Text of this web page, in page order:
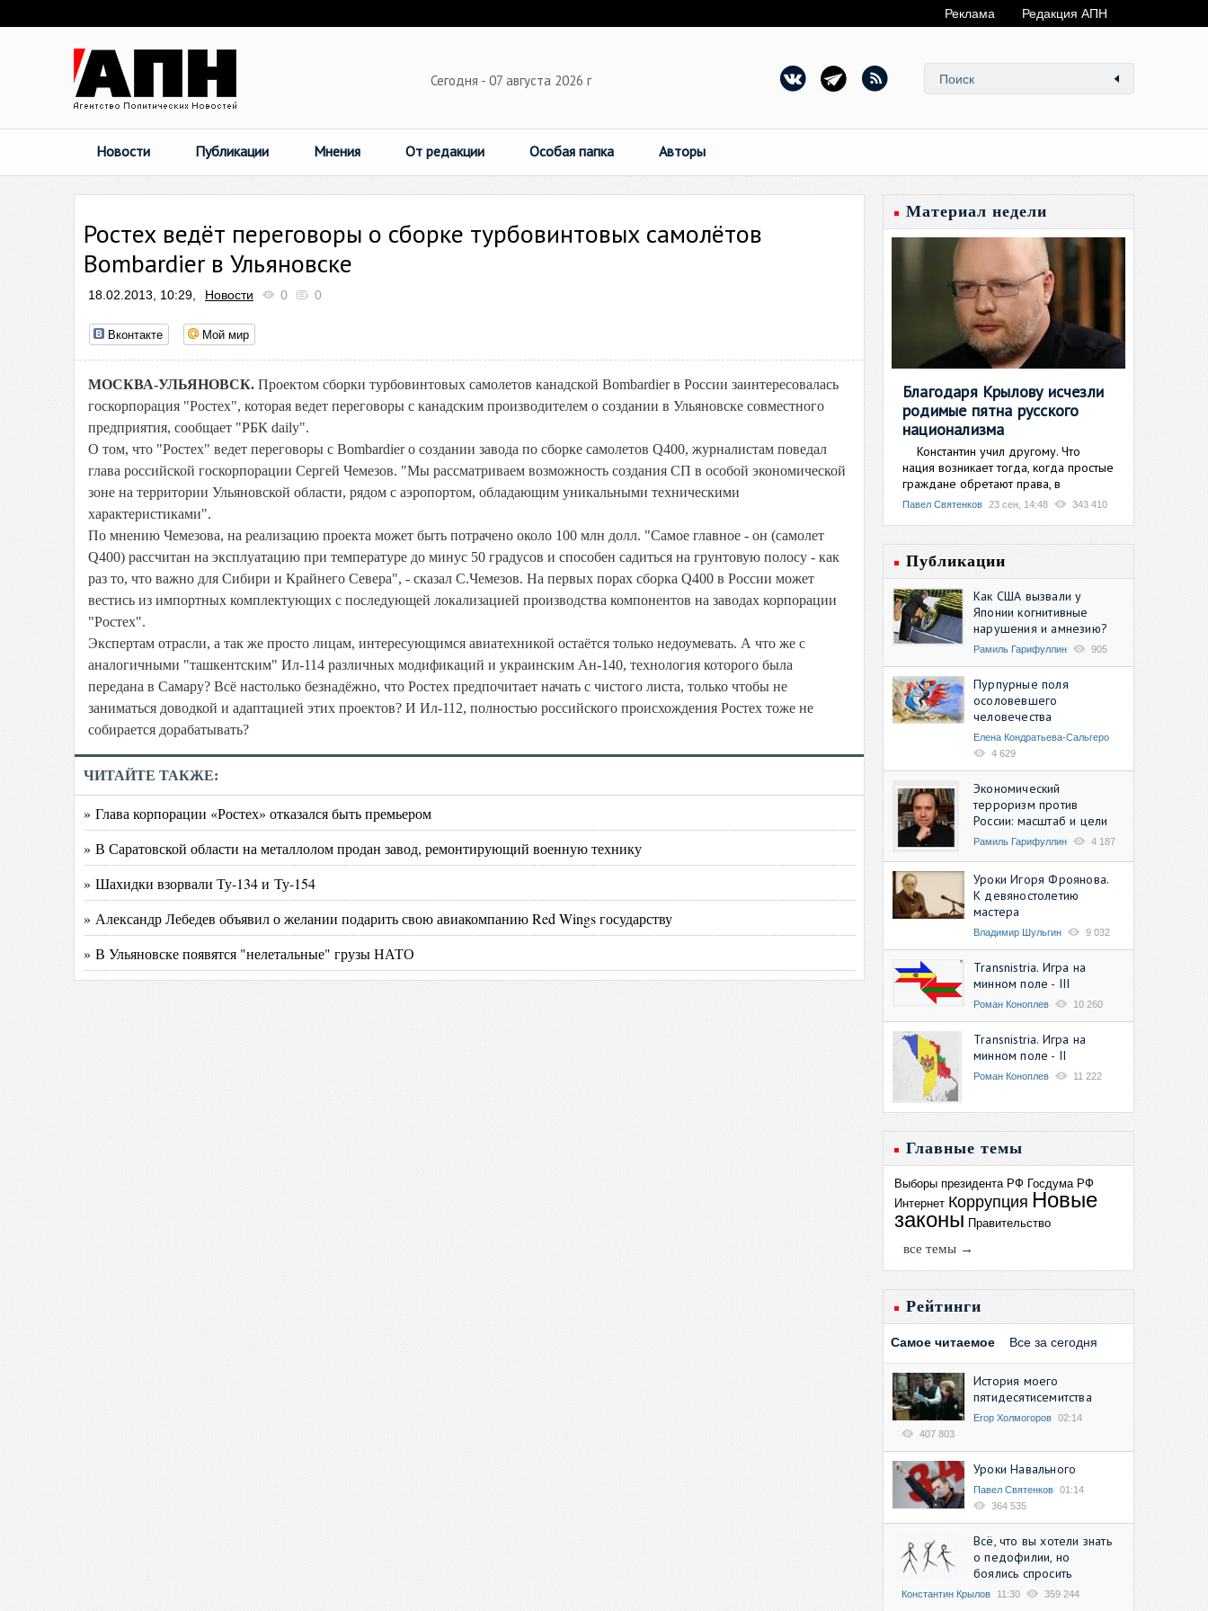
Реклама Редакция АПН
Сегодня - 07 августа 2026 г
Новости Публикации Мнения От редакции Особая папка Авторы
Ростех ведёт переговоры о сборке турбовинтовых самолётов
Bombardier в Ульяновске
18.02.2013, 10:29, Новости 0 0
Вконтакте Мой мир
МОСКВА-УЛЬЯНОВСК. Проектом сборки турбовинтовых самолетов канадской Bombardier в России заинтересовалась
госкорпорация "Ростех", которая ведет переговоры с канадским производителем о создании в Ульяновске совместного
предприятия, сообщает "РБК daily".
О том, что "Ростех" ведет переговоры с Bombardier о создании завода по сборке самолетов Q400, журналистам поведал
глава российской госкорпорации Сергей Чемезов. "Мы рассматриваем возможность создания СП в особой экономической
зоне на территории Ульяновской области, рядом с аэропортом, обладающим уникальными техническими
характеристиками".
По мнению Чемезова, на реализацию проекта может быть потрачено около 100 млн долл. "Самое главное - он (самолет
Q400) рассчитан на эксплуатацию при температуре до минус 50 градусов и способен садиться на грунтовую полосу - как
раз то, что важно для Сибири и Крайнего Севера", - сказал С.Чемезов. На первых порах сборка Q400 в России может
вестись из импортных комплектующих с последующей локализацией производства компонентов на заводах корпорации
"Ростех".
Экспертам отрасли, а так же просто лицам, интересующимся авиатехникой остаётся только недоумевать. А что же с
аналогичными "ташкентским" Ил-114 различных модификаций и украинским Ан-140, технология которого была
передана в Самару? Всё настолько безнадёжно, что Ростех предпочитает начать с чистого листа, только чтобы не
заниматься доводкой и адаптацией этих проектов? И Ил-112, полностью российского происхождения Ростех тоже не
собирается дорабатывать?
ЧИТАЙТЕ ТАКЖЕ:
» Глава корпорации «Ростех» отказался быть премьером
» В Саратовской области на металлолом продан завод, ремонтирующий военную технику
» Шахидки взорвали Ту-134 и Ту-154
» Александр Лебедев объявил о желании подарить свою авиакомпанию Red Wings государству
» В Ульяновске появятся "нелетальные" грузы НАТО
Материал недели
Благодаря Крылову исчезли
родимые пятна русского
национализма
Константин учил другому. Что
нация возникает тогда, когда простые
граждане обретают права, в
Павел Святенков 23 сен, 14:48 343 410
Публикации
Как США вызвали у
Японии когнитивные
нарушения и амнезию?
Рамиль Гарифуллин 905
Пурпурные поля
осоловевшего
человечества
Елена Кондратьева-Сальгеро
4 629
Экономический
терроризм против
России: масштаб и цели
Рамиль Гарифуллин 4 187
Уроки Игоря Фроянова.
К девяностолетию
мастера
Владимир Шульгин 9 032
Transnistria. Игра на
минном поле - III
Роман Коноплев 10 260
Transnistria. Игра на
минном поле - II
Роман Коноплев 11 222
Главные темы
Выборы президента РФ Госдума РФ
Интернет Коррупция Новые
законы Правительство
все темы →
Рейтинги
Самое читаемое Все за сегодня
История моего
пятидесятисемитства
Егор Холмогоров 02:14
407 803
Уроки Навального
Павел Святенков 01:14
364 535
Всё, что вы хотели знать
о педофилии, но
боялись спросить
Константин Крылов 11:30 359 244